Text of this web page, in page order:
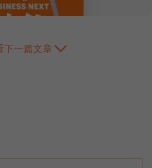
下一篇文章